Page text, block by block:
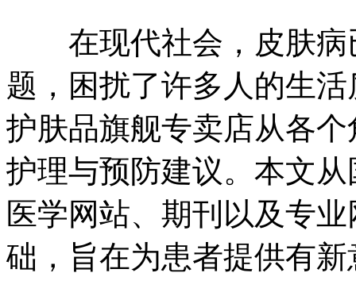
在现代社会，皮肤病
题，困扰了许多人的生
护肤品旗舰专卖店从各
护理与预防建议。本文
医学网站、期刊以及专
础，旨在为患者提供有